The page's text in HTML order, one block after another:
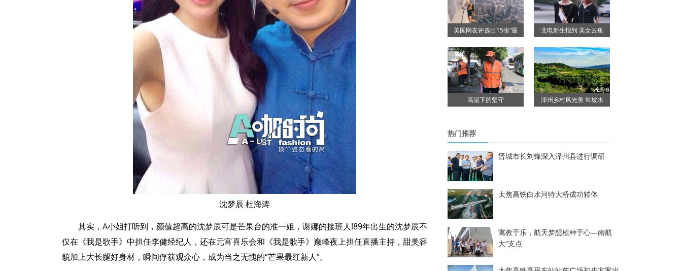
沈梦辰 杜海涛
其实，A小姐打听到，颜值超高的沈梦辰可是芒果台的准一姐，谢娜的接班人!89年出生的沈梦辰不
仅在《我是歌手》中担任李健经纪人，还在元宵喜乐会和《我是歌手》巅峰夜上担任直播主持，甜美容
貌加上大长腿好身材，瞬间俘获观众心，成为当之无愧的“芒果最红新人”。
美国网友评选出15张“最 北电新生报到 美女云集
高温下的坚守 泽州乡村风光美 常坡水
热门推荐
晋城市长刘锋深入泽州县进行调研
太焦高铁白水河特大桥成功转体
寓教于乐，航天梦想植种于心—南航
大“支点